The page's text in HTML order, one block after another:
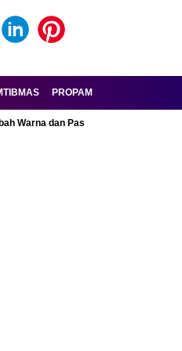
PROPAM
dan Pasang Pelat Palsu, Pelaku